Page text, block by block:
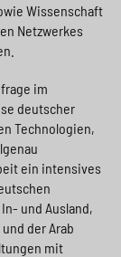
Wissenschaft
Netzwerkes
im
deutscher
Technologien,
ein intensives
und Ausland,
der Arab
mit